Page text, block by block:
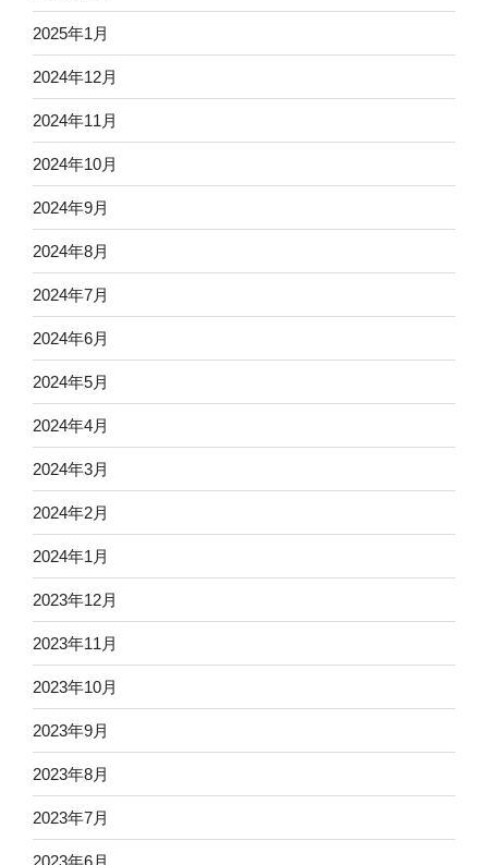
2025年1月
2024年12月
2024年11月
2024年10月
2024年9月
2024年8月
2024年7月
2024年6月
2024年5月
2024年4月
2024年3月
2024年2月
2024年1月
2023年12月
2023年11月
2023年10月
2023年9月
2023年8月
2023年7月
2023年6月